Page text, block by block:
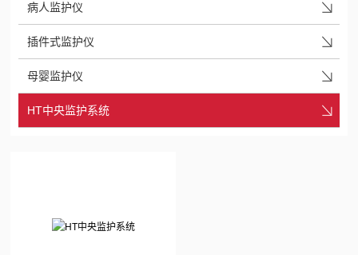
病人监护仪
插件式监护仪
母婴监护仪
HT中央监护系统